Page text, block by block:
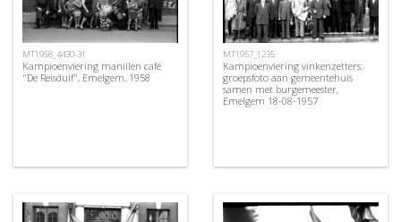
MT1958_4430-31
Kampioenviering manillen café
"De Reisduif", Emelgem, 1958
MT1957_1235
Kampioenviering vinkenzetters:
groepsfoto aan gemeentehuis
samen met burgemeester,
Emelgem 18-08-1957